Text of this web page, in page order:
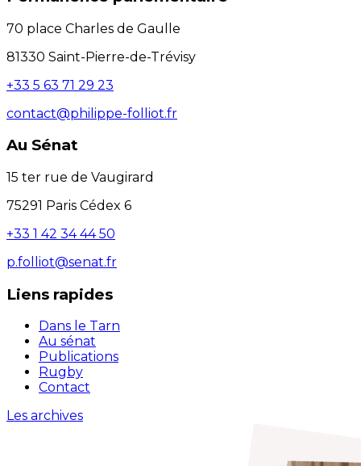
70 place Charles de Gaulle
81330 Saint-Pierre-de-Trévisy
+33 5 63 71 29 23
contact@philippe-folliot.fr
Au Sénat
15 ter rue de Vaugirard
75291 Paris Cédex 6
+33 1 42 34 44 50
p.folliot@senat.fr
Liens rapides
Dans le Tarn
Au sénat
Publications
Rugby
Contact
Les archives